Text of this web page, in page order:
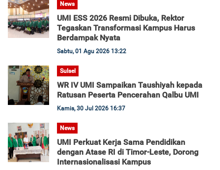
News
UMI ESS 2026 Resmi Dibuka, Rektor
Tegaskan Transformasi Kampus Harus
Berdampak Nyata
Sabtu, 01 Agu 2026 13:22
Sulsel
WR IV UMI Sampaikan Taushiyah kepada
Ratusan Peserta Pencerahan Qalbu UMI
Kamis, 30 Jul 2026 16:37
News
UMI Perkuat Kerja Sama Pendidikan
dengan Atase RI di Timor-Leste, Dorong
Internasionalisasi Kampus